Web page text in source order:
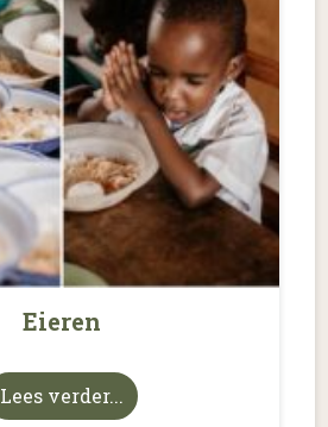
Eieren
Lees verder...